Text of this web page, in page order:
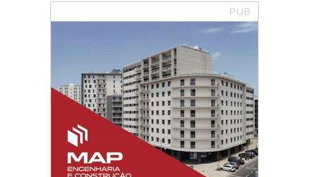
PUB